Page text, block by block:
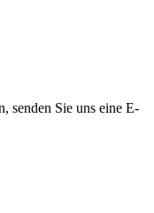
senden Sie uns eine E-